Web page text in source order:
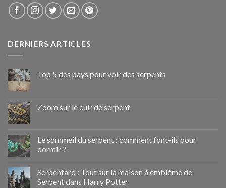
DERNIERS ARTICLES
Top 5 des pays pour voir des serpents
Zoom sur le cuir de serpent
Le sommeil du serpent : comment font-ils pour
dormir ?
Serpentard : Tout sur la maison à emblème de
Serpent dans Harry Potter